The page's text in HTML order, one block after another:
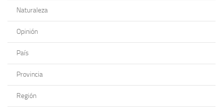
Naturaleza
Opinión
País
Provincia
Región